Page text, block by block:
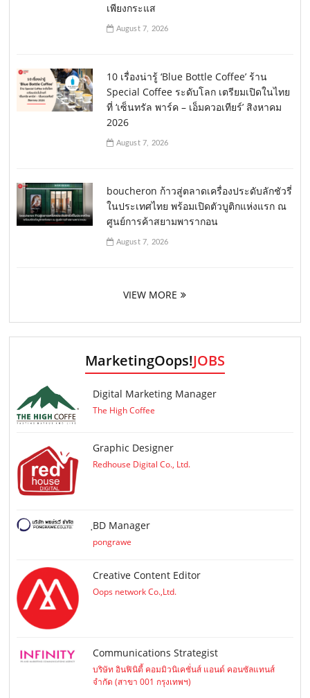
เพียงกระแส
August 7, 2026
10 เรื่องน่ารู้ ‘Blue Bottle Coffee’ ร้าน
Special Coffee ระดับโลก เตรียมเปิดในไทย
ที่ ‘เซ็นทรัล พาร์ค – เอ็มควอเทียร์’ สิงหาคม
2026
August 7, 2026
boucheron ก้าวสู่ตลาดเครื่องประดับลักชัวรี่
ในประเทศไทย พร้อมเปิดตัวบูติกแห่งแรก ณ
ศูนย์การค้าสยามพารากอน
August 7, 2026
VIEW MORE
MarketingOops!JOBS
Digital Marketing Manager
The High Coffee
Graphic Designer
Redhouse Digital Co., Ltd.
ฺBD Manager
pongrawe
Creative Content Editor
Oops network Co.,Ltd.
Communications Strategist
บริษัท อินฟินิตี้ คอมมิวนิเคชั่นส์ แอนด์ คอนซัลแทนส์
จำกัด (สาขา 001 กรุงเทพฯ)